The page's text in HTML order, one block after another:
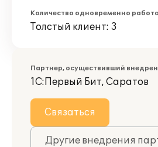
Количество одновременно
Толстый клиент: 3
Партнер, осуществивший
1С:Первый Бит, Саратов
Связаться
Другие внедрения